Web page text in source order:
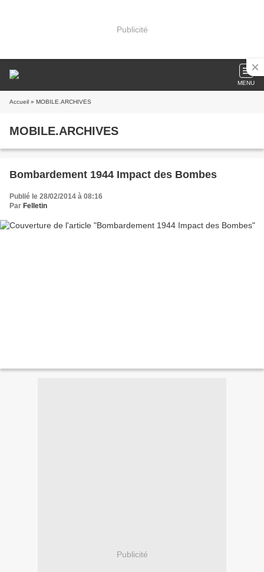
Publicité
MENU
Accueil » MOBILE.ARCHIVES
MOBILE.ARCHIVES
Bombardement 1944 Impact des Bombes
Publié le 28/02/2014 à 08:16
Par Felletin
Publicité